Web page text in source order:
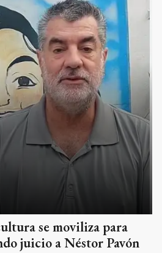
se moviliza para
juicio a Néstor Pavón